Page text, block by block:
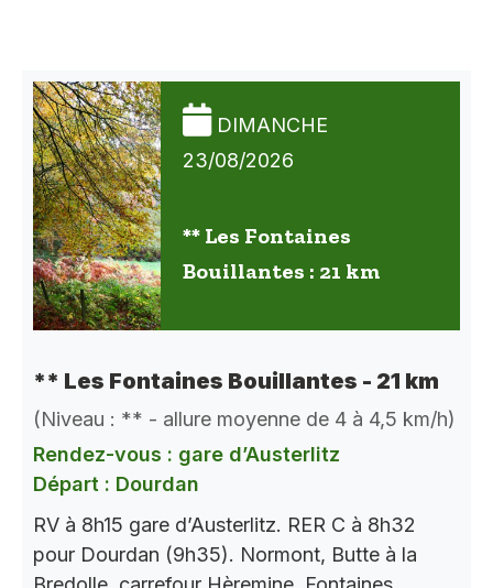
DIMANCHE
23/08/2026
** Les Fontaines
Bouillantes : 21 km
** Les Fontaines Bouillantes - 21 km
(Niveau : ** - allure moyenne de 4 à 4,5 km/h)
Rendez-vous : gare d’Austerlitz
Départ : Dourdan
RV à 8h15 gare d’Austerlitz. RER C à 8h32
pour Dourdan (9h35). Normont, Butte à la